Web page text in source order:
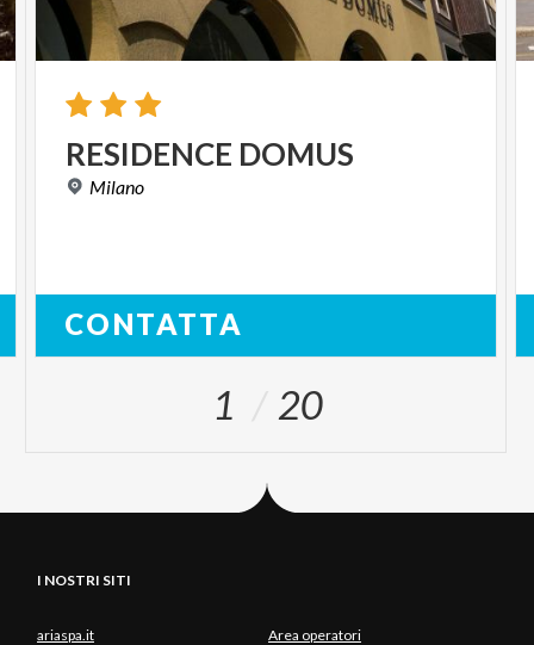
RESIDENCE DOMUS
Milano
CONTATTA
1 20
I NOSTRI SITI
ariaspa.it Area operatori